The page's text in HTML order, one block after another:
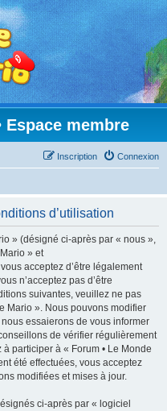
Espace membre
Connexion
Inscription
d’utilisation
» (désigné ci-après par « nous »,
» et
acceptez d’être légalement
n’acceptez pas d’être
suivantes, veuillez ne pas
Mario ». Nous pouvons modifier
essaierons de vous informer
de vérifier régulièrement
participer à « Forum • Le Monde
été effectuées, vous acceptez
modifiées et mises à jour.
ci-après par « logiciel